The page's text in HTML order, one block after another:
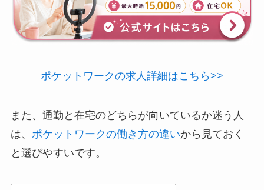
ポケットワークの求人詳細はこちら>>
また、通勤と在宅のどちらが向いているか迷う人
は、 ポケットワークの働き方の違いから見ておく
と選びやすいです。